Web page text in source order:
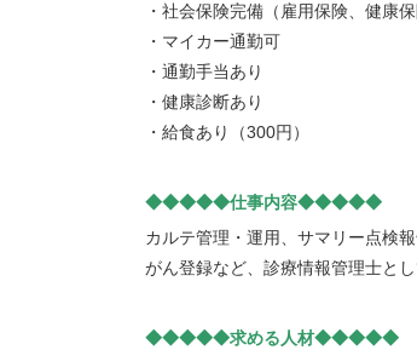
・社会保険完備（雇用保険、健康
・マイカー通勤可
・通勤手当あり
・健康診断あり
・給食あり（300円）
◆◆◆◆◆仕事内容◆◆◆◆◆
カルテ管理・運用、サマリー点検
がん登録など、診療情報管理士と
◆◆◆◆◆求める人材◆◆◆◆◆